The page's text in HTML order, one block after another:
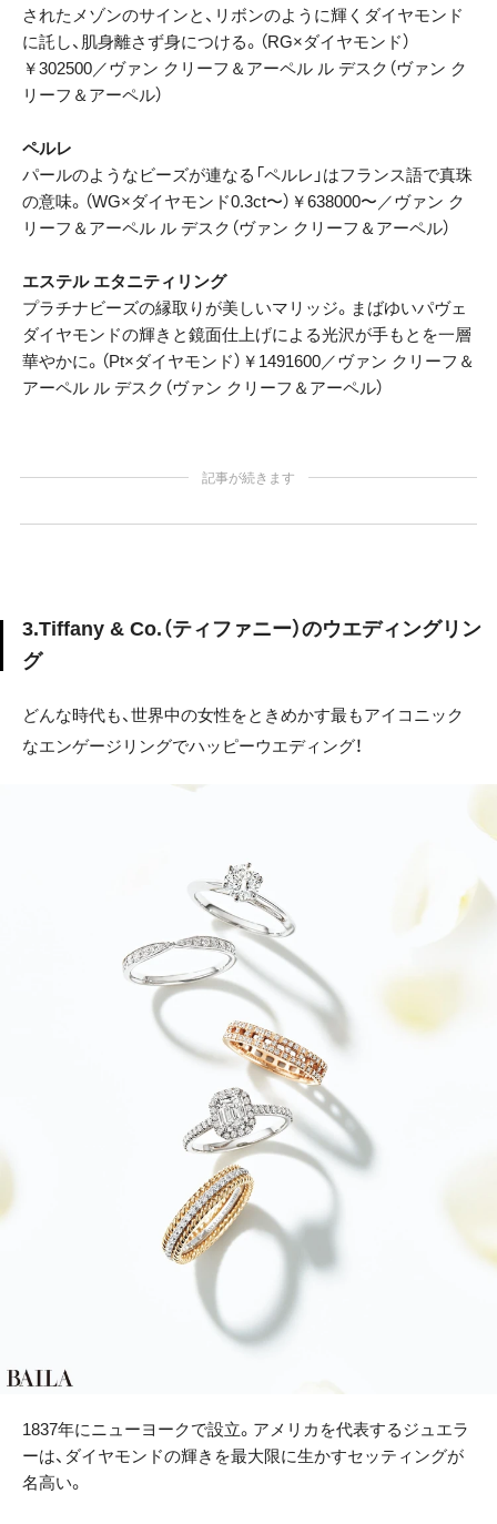
されたメゾンのサインと、リボンのように輝くダイヤモンド
に託し、肌身離さず身につける。（RG×ダイヤモンド）
￥302500／ヴァン クリーフ＆アーペル ル デスク（ヴァン ク
リーフ＆アーペル）
ペルレ
パールのようなビーズが連なる「ペルレ」はフランス語で真珠
の意味。（WG×ダイヤモンド0.3ct〜）￥638000〜／ヴァン ク
リーフ＆アーペル ル デスク（ヴァン クリーフ＆アーペル）
エステル エタニティリング
プラチナビーズの縁取りが美しいマリッジ。まばゆいパヴェ
ダイヤモンドの輝きと鏡面仕上げによる光沢が手もとを一層
華やかに。（Pt×ダイヤモンド）￥1491600／ヴァン クリーフ＆
アーペル ル デスク（ヴァン クリーフ＆アーペル）
記事が続きます
3.Tiffany & Co.（ティファニー）のウエディングリン
グ
どんな時代も、世界中の女性をときめかす最もアイコニック
なエンゲージリングでハッピーウエディング！
1837年にニューヨークで設立。アメリカを代表するジュエラ
ーは、ダイヤモンドの輝きを最大限に生かすセッティングが
名高い。